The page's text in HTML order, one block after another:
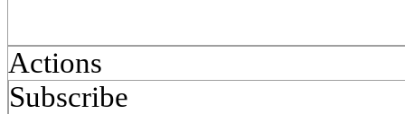
Actions
Subscribe